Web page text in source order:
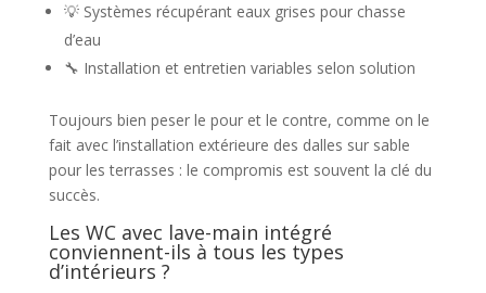
💡 Systèmes récupérant eaux grises pour chasse
d’eau
🔧 Installation et entretien variables selon solution
Toujours bien peser le pour et le contre, comme on le
fait avec l’installation extérieure des dalles sur sable
pour les terrasses : le compromis est souvent la clé du
succès.
Les WC avec lave-main intégré
conviennent-ils à tous les types
d’intérieurs ?